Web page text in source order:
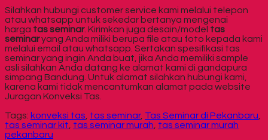
Silahkan hubungi customer service kami melalui telepon
atau whatsapp untuk sekedar bertanya mengenai
harga tas seminar. Kirimkan juga desain/model tas
seminaryang Anda miliki berupa file atau foto kepada kami
melalui email atau whatsapp. Sertakan spesifikasi tas
seminar yang ingin Anda buat, jika Anda memiliki sample
asli silahkan Anda datang ke alamat kami di gandapura
simpang Bandung. Untuk alamat silahkan hubungi kami,
karena kami tidak mencantumkan alamat pada website
Juragan Konveksi Tas.
Tags: konveksi tas tas seminar, Tas Seminar di Pekanbaru
tas seminar kit tas seminar murah tas seminar murah
pekanbaru